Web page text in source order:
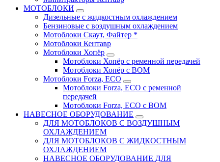
МОТОБЛОКИ
Дизельные с жидкостным охлаждением
Бензиновые с воздушным охлаждением
Мотоблоки Скаут, Файтер *
Мотоблоки Кентавр
Мотоблоки Хопёр
Мотоблоки Хопёр с ременной передачей
Мотоблоки Хопёр с ВОМ
Мотоблоки Forza, ECO
Мотоблоки Forza, ЕСО с ременной
передачей
Мотоблоки Forza, ЕСО с ВОМ
НАВЕСНОЕ ОБОРУДОВАНИЕ
ДЛЯ МОТОБЛОКОВ С ВОЗДУШНЫМ
ОХЛАЖДЕНИЕМ
ДЛЯ МОТОБЛОКОВ С ЖИДКОСТНЫМ
ОХЛАЖДЕНИЕМ
НАВЕСНОЕ ОБОРУДОВАНИЕ ДЛЯ